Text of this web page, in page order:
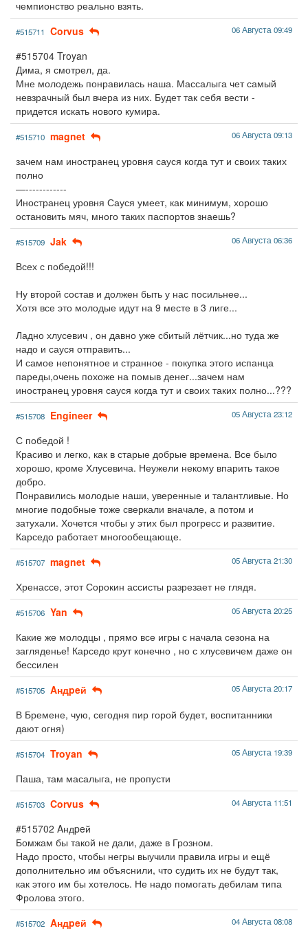
чемпионство реально взять.
#515711 Corvus 06 Августа 09:49
#515704 Troyan
Дима, я смотрел, да.
Мне молодежь понравилась наша. Массалыга чет самый
невзрачный был вчера из них. Будет так себя вести -
придется искать нового кумира.
#515710 magnet 06 Августа 09:13
зачем нам иностранец уровня сауся когда тут и своих таких
полно
—------------
Иностранец уровня Сауся умеет, как минимум, хорошо
остановить мяч, много таких паспортов знаешь?
#515709 Jak 06 Августа 06:36
Всех с победой!!!
Ну второй состав и должен быть у нас посильнее...
Хотя все это молодые идут на 9 месте в 3 лиге...
Ладно хлусевич , он давно уже сбитый лётчик...но туда же
надо и сауся отправить...
И самое непонятное и странное - покупка этого испанца
пареды,очень похоже на помыв денег...зачем нам
иностранец уровня сауся когда тут и своих таких полно...???
#515708 Engineer 05 Августа 23:12
С победой !
Красиво и легко, как в старые добрые времена. Все было
хорошо, кроме Хлусевича. Неужели некому впарить такое
добро.
Понравились молодые наши, уверенные и талантливые. Но
многие подобные тоже сверкали вначале, а потом и
затухали. Хочется чтобы у этих был прогресс и развитие.
Карседо работает многообещающе.
#515707 magnet 05 Августа 21:30
Хренассе, этот Сорокин ассисты разрезает не глядя.
#515706 Yan 05 Августа 20:25
Какие же молодцы , прямо все игры с начала сезона на
загляденье! Карседо крут конечно , но с хлусевичем даже он
бессилен
#515705 Aндpeй 05 Августа 20:17
В Бремене, чую, сегодня пир горой будет, воспитанники
дают огня)
#515704 Troyan 05 Августа 19:39
Паша, там масалыга, не пропусти
#515703 Corvus 04 Августа 11:51
#515702 Aндpeй
Бомжам бы такой не дали, даже в Грозном.
Надо просто, чтобы негры выучили правила игры и ещё
дополнительно им объяснили, что судить их не будут так,
как этого им бы хотелось. Не надо помогать дебилам типа
Фролова этого.
#515702 Aндpeй 04 Августа 08:08